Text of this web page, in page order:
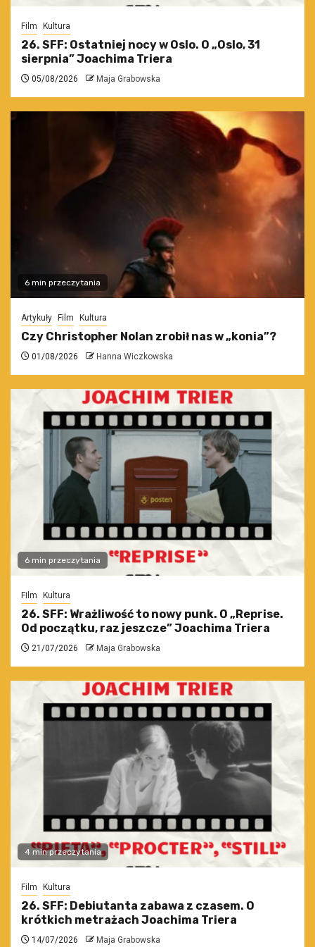
Film Kultura
26. SFF: Ostatniej nocy w Oslo. O „Oslo, 31
sierpnia” Joachima Triera
05/08/2026 Maja Grabowska
6 min przeczytania
Artykuły Film Kultura
Czy Christopher Nolan zrobił nas w „konia”?
01/08/2026 Hanna Wiczkowska
6 min przeczytania
Film Kultura
26. SFF: Wrażliwość to nowy punk. O „Reprise.
Od początku, raz jeszcze” Joachima Triera
21/07/2026 Maja Grabowska
4 min przeczytania
Film Kultura
26. SFF: Debiutanta zabawa z czasem. O
krótkich metrażach Joachima Triera
14/07/2026 Maja Grabowska